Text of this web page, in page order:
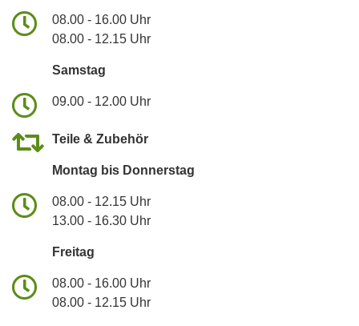
08.00 - 16.00 Uhr
08.00 - 12.15 Uhr
Samstag
09.00 - 12.00 Uhr
Teile & Zubehör
Montag bis Donnerstag
08.00 - 12.15 Uhr
13.00 - 16.30 Uhr
Freitag
08.00 - 16.00 Uhr
08.00 - 12.15 Uhr